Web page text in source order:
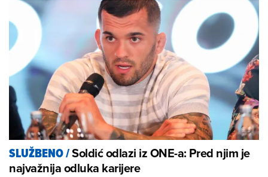
SLUŽBENO/Soldić odlazi iz ONE-a: Pred njim je
najvažnija odluka karijere